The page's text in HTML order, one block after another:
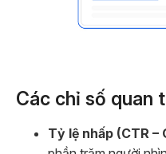
Các chỉ số quan
Tỷ lệ nhấp (CTR